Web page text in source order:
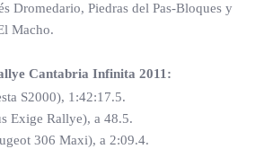
Dromedario, Piedras del Pas-Bloques y
Macho.
Cantabria Infinita 2011:
S2000), 1:42:17.5.
Exige Rallye), a 48.5.
306 Maxi), a 2:09.4.